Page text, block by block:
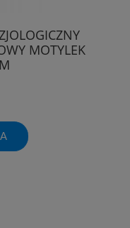
MOTYLEK